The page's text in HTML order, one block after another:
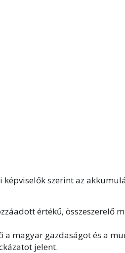
képviselők szerint az
értékű, összeszerelő
a magyar gazdaságot és a
jelent.